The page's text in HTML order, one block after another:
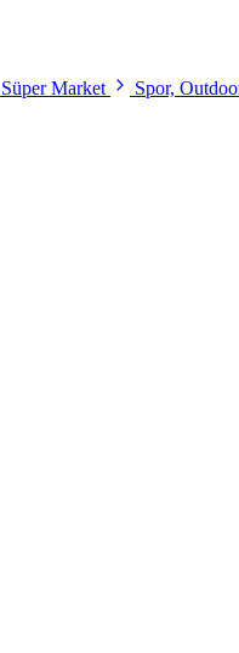
Süper Market Spor,